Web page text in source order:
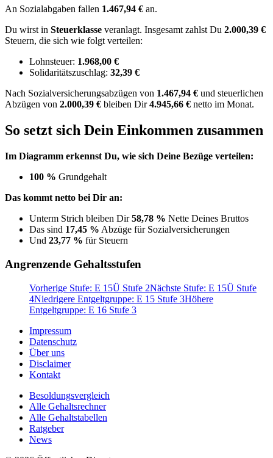
An Sozialabgaben fallen 1.467,94 € an.
Du wirst in Steuerklasse veranlagt. Insgesamt zahlst Du 2.000,39 €
Steuern, die sich wie folgt verteilen:
Lohnsteuer: 1.968,00 €
Solidaritätszuschlag: 32,39 €
Nach Sozialversicherungsabzügen von 1.467,94 € und steuerlichen
Abzügen von 2.000,39 € bleiben Dir4.945,66 € netto im Monat.
So setzt sich Dein Einkommen zusammen
Im Diagramm erkennst Du, wie sich Deine Bezüge verteilen:
100 % Grundgehalt
Das kommt netto bei Dir an:
Unterm Strich bleiben Dir58,78 % Nette Deines Bruttos
Das sind 17,45 % Abzüge für Sozialversicherungen
Und 23,77 % für Steuern
Angrenzende Gehaltsstufen
Vorherige Stufe: E 15Ü Stufe 2Nächste Stufe: E 15Ü Stufe
4Niedrigere Entgeltgruppe: E 15 Stufe 3Höhere
Entgeltgruppe: E 16 Stufe 3
Impressum
Datenschutz
Über uns
Disclaimer
Kontakt
Besoldungsvergleich
Alle Gehaltsrechner
Alle Gehaltstabellen
Ratgeber
News